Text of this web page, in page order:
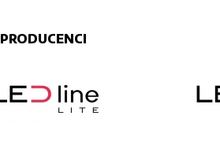
PRODUCENCI